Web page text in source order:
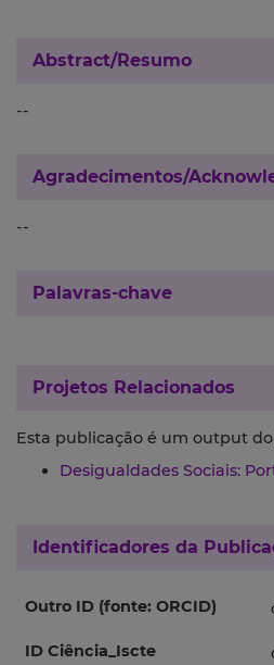
Abstract/Resumo
--
Agradecimentos/
--
Palavras-chave
Projetos Relacionados
Esta publicação é um output
Desigualdades Sociais:
Identificadores da
Outro ID (fonte: ORCID)
ID Ciência_Iscte